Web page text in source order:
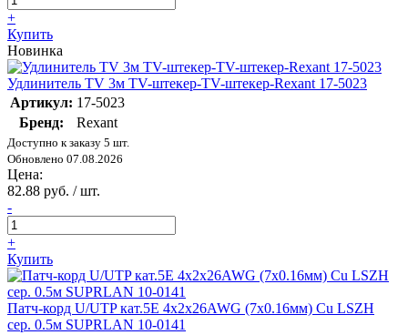
+
Купить
Новинка
Удлинитель TV 3м TV-штекер-TV-штекер-Rexant 17-5023
Артикул: 17-5023
Бренд:
Rexant
Доступно к заказу 5 шт.
Обновлено 07.08.2026
Цена:
82.88 руб. / шт.
-
+
Купить
Патч-корд U/UTP кат.5E 4х2х26AWG (7х0.16мм) Cu LSZH
сер. 0.5м SUPRLAN 10-0141